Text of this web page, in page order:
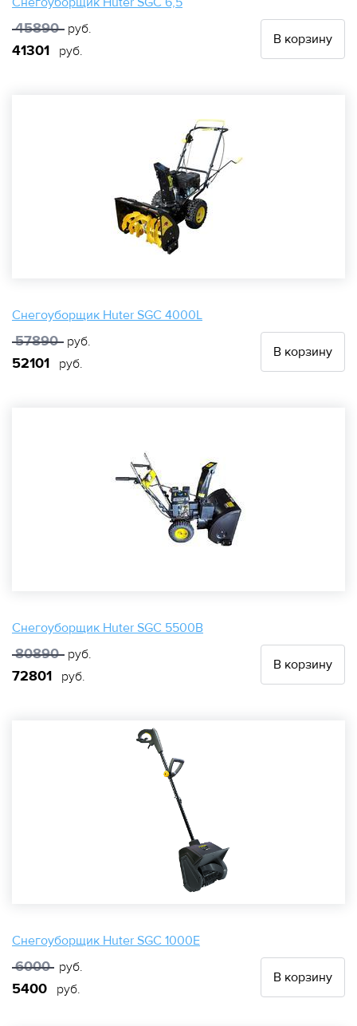
45890 руб.
41301 руб.
В корзину
Снегоуборщик Huter SGC 4000L
57890 руб.
52101 руб.
В корзину
Снегоуборщик Huter SGC 5500B
80890 руб.
72801 руб.
В корзину
Снегоуборщик Huter SGC 1000Е
6000 руб.
5400 руб.
В корзину